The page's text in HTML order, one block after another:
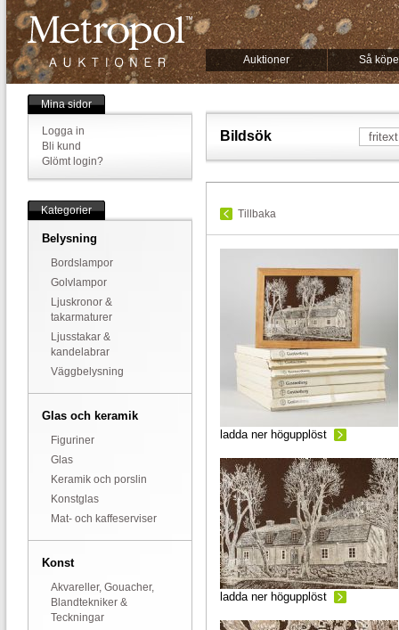
Auktioner Så
Mina sidor
Logga in
Bli kund
Glömt login?
Kategorier
Belysning
Bordslampor
Golvlampor
Ljuskronor &
takarmaturer
Ljusstakar &
kandelabrar
Väggbelysning
Glas och keramik
Figuriner
Glas
Keramik och porslin
Konstglas
Mat- och kaffeserviser
Konst
Akvareller, Gouacher,
Blandtekniker &
Teckningar
Bildsök
Tillbaka
ladda ner högupplöst
ladda ner högupplöst